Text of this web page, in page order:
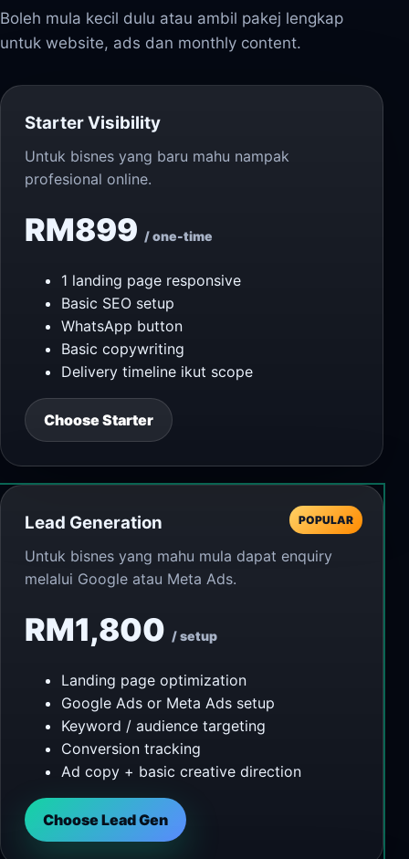
Boleh mula kecil dulu atau ambil pakej lengkap
untuk website, ads dan monthly content.
Starter Visibility
Untuk bisnes yang baru mahu nampak
profesional online.
RM899 / one-time
1 landing page responsive
Basic SEO setup
WhatsApp button
Basic copywriting
Delivery timeline ikut scope
Choose Starter
POPULAR
Lead Generation
Untuk bisnes yang mahu mula dapat enquiry
melalui Google atau Meta Ads.
RM1,800 / setup
Landing page optimization
Google Ads or Meta Ads setup
Keyword / audience targeting
Conversion tracking
Ad copy + basic creative direction
Choose Lead Gen